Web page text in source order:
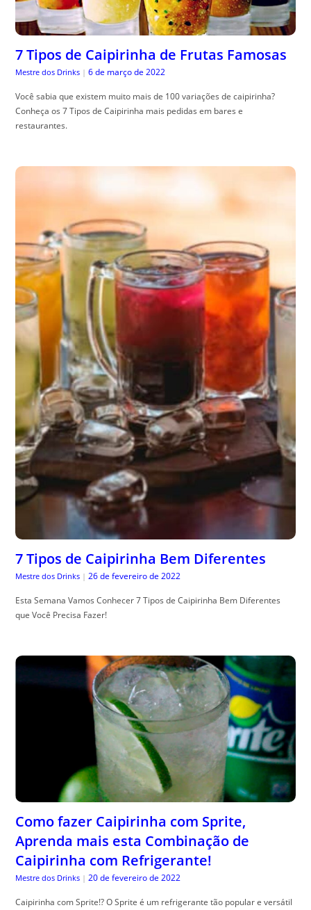
7 Tipos de Caipirinha de Frutas Famosas
Mestre dos Drinks | 6 de março de 2022
Você sabia que existem muito mais de 100 variações de caipirinha?
Conheça os 7 Tipos de Caipirinha mais pedidas em bares e
restaurantes.
7 Tipos de Caipirinha Bem Diferentes
Mestre dos Drinks | 26 de fevereiro de 2022
Esta Semana Vamos Conhecer 7 Tipos de Caipirinha Bem Diferentes
que Você Precisa Fazer!
Como fazer Caipirinha com Sprite,
Aprenda mais esta Combinação de
Caipirinha com Refrigerante!
Mestre dos Drinks | 20 de fevereiro de 2022
Caipirinha com Sprite!? O Sprite é um refrigerante tão popular e versátil